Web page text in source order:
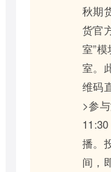
秋期
货官
室”
室。
维码
>参
播。
间，